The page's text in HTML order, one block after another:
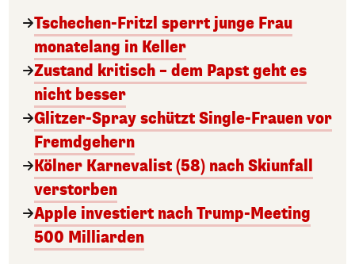
Tschechen-Fritzl sperrt junge Frau
monatelang in Keller
Zustand kritisch – dem Papst geht es
nicht besser
Glitzer-Spray schützt Single-Frauen vor
Fremdgehern
Kölner Karnevalist (58) nach Skiunfall
verstorben
Apple investiert nach Trump-Meeting
500 Milliarden